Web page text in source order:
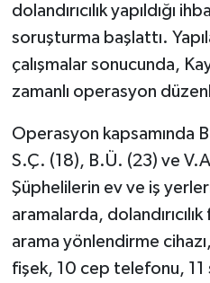
dolandırıcılık yapıldığı
soruşturma başlattı.
çalışmalar sonucunda,
zamanlı operasyon
Operasyon kapsamında
S.Ç. (18), B.Ü. (23) ve
Şüphelilerin ev ve iş
aramalarda,
arama yönlendirme
fişek, 10 cep telefonu, 11